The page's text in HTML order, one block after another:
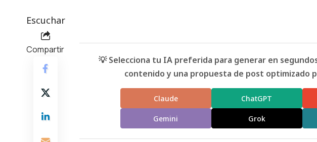
Escuchar
Compartir
💡 Selecciona tu IA preferida para generar en
contenido y una propuesta de post optimizado
Claude ChatGPT
Gemini Grok